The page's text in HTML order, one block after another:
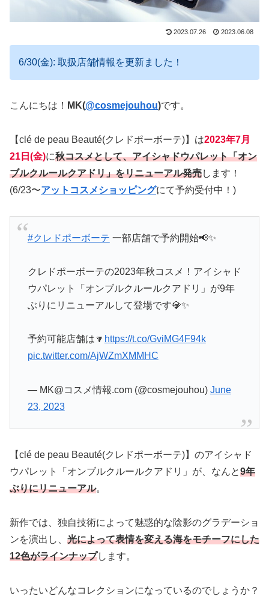
2023.07.26 2023.06.08
6/30(金): 取扱店舗情報を更新ました！
こんにちは！ MK(@cosmejouhou)です。
【clé de peau Beauté(クレドポーボーテ)】は2023年7月
21日(金)に秋コスメとして、アイシャドウパレット「オン
ブルクルールクアドリ」をリニューアル発売します！
(6/23〜アットコスメショッピングにて予約受付中！)
#クレドポーボーテ 一部店舗で予約開始📢✨
クレドポーボーテの2023年秋コスメ！アイシャド
ウパレット「オンブルクルールクアドリ」が9年
ぶりにリニューアルして登場です💎✨
予約可能店舗は🔽 https://t.co/GviMG4F94k
pic.twitter.com/AjWZmXMMHC
— MK@コスメ情報.com (@cosmejouhou) June
23, 2023
【clé de peau Beauté(クレドポーボーテ)】のアイシャド
ウパレット「オンブルクルールクアドリ」が、なんと9年
ぶりにリニューアル。
新作では、独自技術によって魅惑的な陰影のグラデーショ
ンを演出し、 光によって表情を変える海をモチーフにした
12色がラインナップします。
いったいどんなコレクションになっているのでしょうか？